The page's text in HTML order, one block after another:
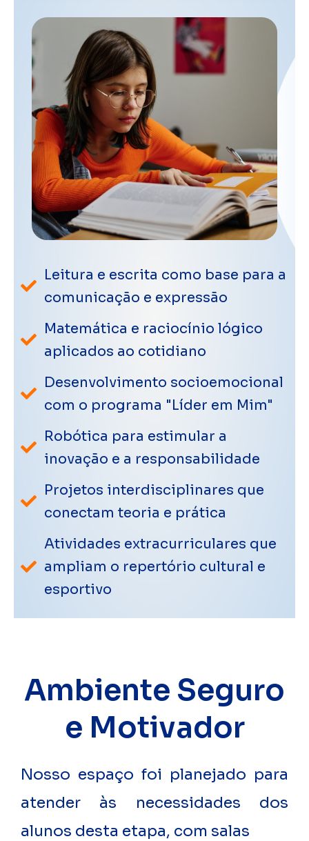
Leitura e escrita como base para a
comunicação e expressão
Matemática e raciocínio lógico
aplicados ao cotidiano
Desenvolvimento socioemocional
com o programa "Líder em Mim"
Robótica para estimular a
inovação e a responsabilidade
Projetos interdisciplinares que
conectam teoria e prática
Atividades extracurriculares que
ampliam o repertório cultural e
esportivo
Ambiente Seguro
e Motivador
Nosso espaço foi planejado para
atender às necessidades dos
alunos desta etapa, com salas